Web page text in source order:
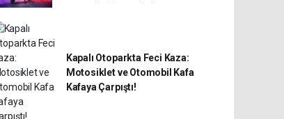
Kapalı Otoparkta Feci Kaza:
Motosiklet ve Otomobil Kafa
Kafaya Çarpıştı!